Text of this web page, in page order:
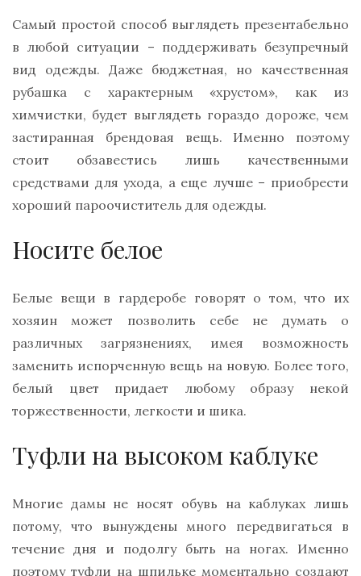
Самый простой способ выглядеть презентабельно
в любой ситуации – поддерживать безупречный
вид одежды. Даже бюджетная, но качественная
рубашка с характерным «хрустом», как из
химчистки, будет выглядеть гораздо дороже, чем
застиранная брендовая вещь. Именно поэтому
стоит обзавестись лишь качественными
средствами для ухода, а еще лучше – приобрести
хороший пароочиститель для одежды.
Носите белое
Белые вещи в гардеробе говорят о том, что их
хозяин может позволить себе не думать о
различных загрязнениях, имея возможность
заменить испорченную вещь на новую. Более того,
белый цвет придает любому образу некой
торжественности, легкости и шика.
Туфли на высоком каблуке
Многие дамы не носят обувь на каблуках лишь
потому, что вынуждены много передвигаться в
течение дня и подолгу быть на ногах. Именно
поэтому туфли на шпильке моментально создают